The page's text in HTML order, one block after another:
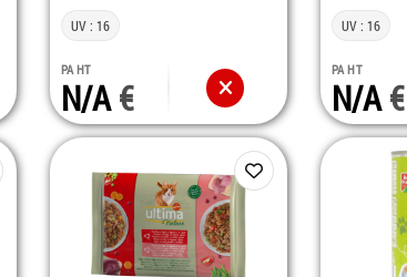
UV : 16
PA HT
N/A
UV : 16
PA HT
N/A